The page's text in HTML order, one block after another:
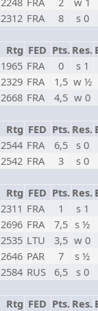
2312 FRA 8
s 0
Rtg FED Pts. Res.
1965 FRA 0
s 1
2329 FRA 1,5 w ½
2668 FRA 4,5 w 0
Rtg FED Pts. Res.
2544 FRA 6,5
s 0
2542 FRA 3
s 0
Rtg FED Pts. Res.
2311 FRA 1
s 1
2696 FRA 7,5 s ½
2535 LTU 3,5 w 0
2646 PAR 7
s ½
2584 RUS 6,5
s 0
Rtg FED Pts. Res.